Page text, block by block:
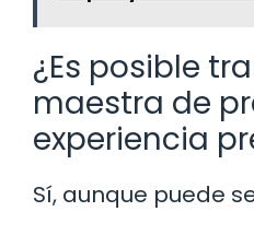
¿Es posible
maestra de
experiencia
Sí, aunque puede